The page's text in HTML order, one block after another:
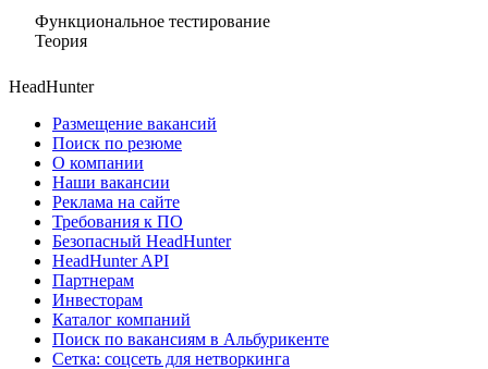
Функциональное тестирование
Теория
HeadHunter
Размещение вакансий
Поиск по резюме
О компании
Наши вакансии
Реклама на сайте
Требования к ПО
Безопасный HeadHunter
HeadHunter API
Партнерам
Инвесторам
Каталог компаний
Поиск по вакансиям в Альбурикенте
Сетка: соцсеть для нетворкинга